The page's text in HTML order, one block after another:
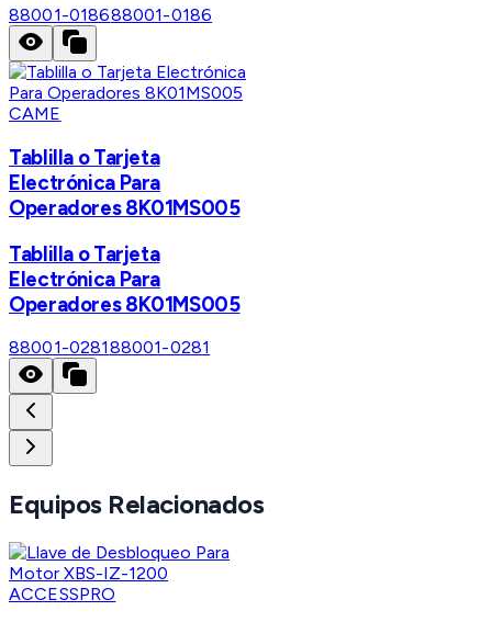
88001-018688001-0186
CAME
Tablilla o Tarjeta
Electrónica Para
Operadores 8K01MS005
Tablilla o Tarjeta
Electrónica Para
Operadores 8K01MS005
88001-028188001-0281
Equipos Relacionados
ACCESSPRO